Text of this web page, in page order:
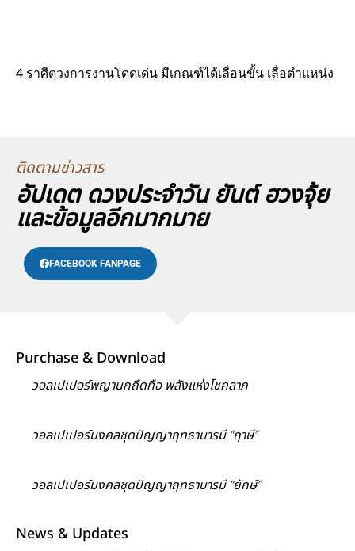
4 ราศีดวงการงานโดดเด่น มีเกณฑ์ได้เลื่อนขั้น เลื่อตำแหน่ง
ติดตามข่าวสาร
อัปเดต ดวงประจำวัน ยันต์ ฮวงจุ้ย
และข้อมูลอีกมากมาย
FACEBOOK FANPAGE
Purchase & Download
วอลเปเปอร์พญานกถึดทือ พลังแห่งโชคลาภ
วอลเปเปอร์มงคลชุดปัญญาฤทธาบารมี “ฤาษี”
วอลเปเปอร์มงคลชุดปัญญาฤทธาบารมี “ยักษ์”
News & Updates